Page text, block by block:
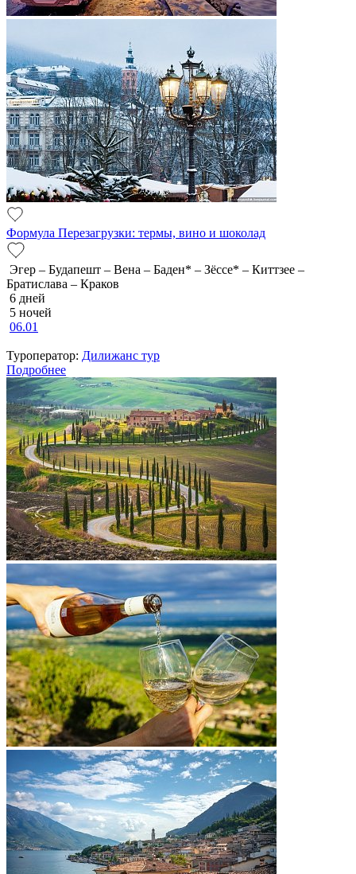
Формула Перезагрузки: термы, вино и шоколад
Эгер – Будапешт – Вена – Баден* – Зёссе* – Киттзее –
Братислава – Краков
6 дней
5 ночей
06.01
Туроператор: Дилижанс тур
Подробнее